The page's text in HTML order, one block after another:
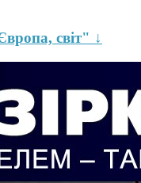
світ" ↓